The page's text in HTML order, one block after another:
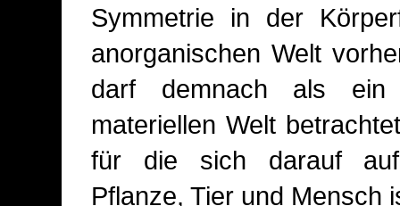
Symmetrie in der
anorganischen Welt
darf demnach als ein
materiellen Welt
für die sich darauf
Pflanze, Tier und Mensch